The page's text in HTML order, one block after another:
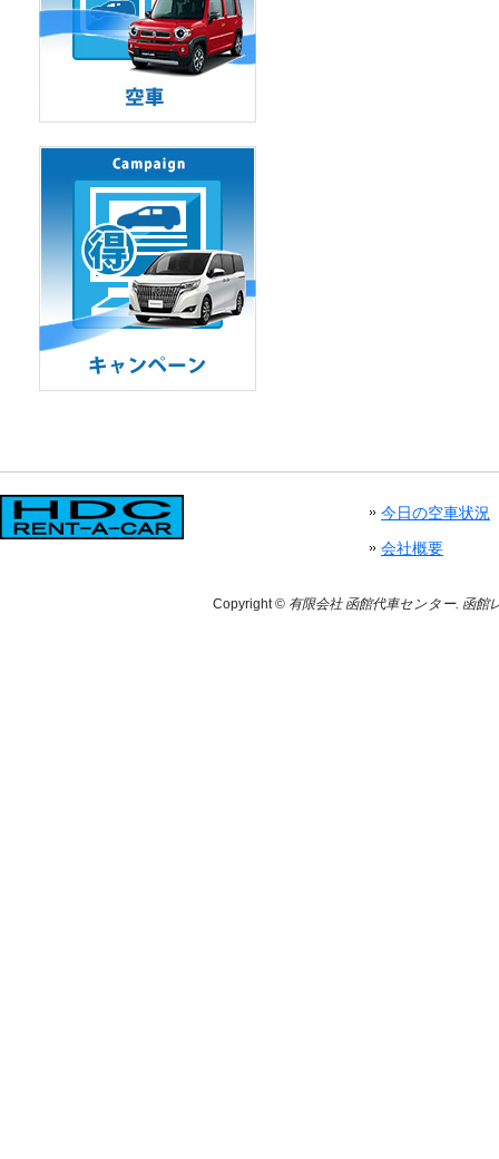
今日の空車状況
会社概要
Copyright © 有限会社 函館代車センター. 函館